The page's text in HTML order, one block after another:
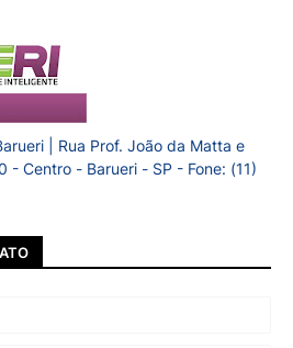
| Rua Prof. João da Matta e
- Centro - Barueri - SP - Fone: (11)